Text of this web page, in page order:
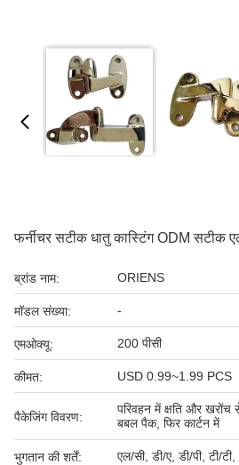
फर्नीचर सटीक धातु कास्टिंग ODM सटीक
ब्रांड नाम: ORIENS
मॉडल संख्या: -
एमओक्यू: 200 पीसी
कीमत: USD 0.99~1.99 PCS
पैकेजिंग विवरण:
परिवहन में क्षति और
बबल पैक, फिर कार्टन में
भुगतान की शर्तें: एल/सी, डी/ए, डी/पी, टी/